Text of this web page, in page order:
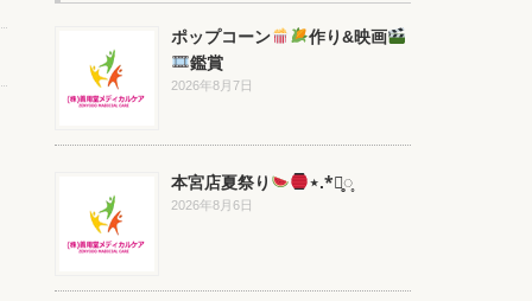
ポップコーン
作り&映画
鑑賞
2026年8月7日
本宮店夏祭り ⋆.*⃝̥◌̥
2026年8月6日